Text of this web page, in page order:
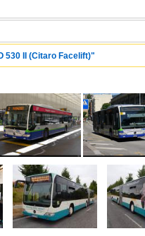
530 II (Citaro Facelift)"